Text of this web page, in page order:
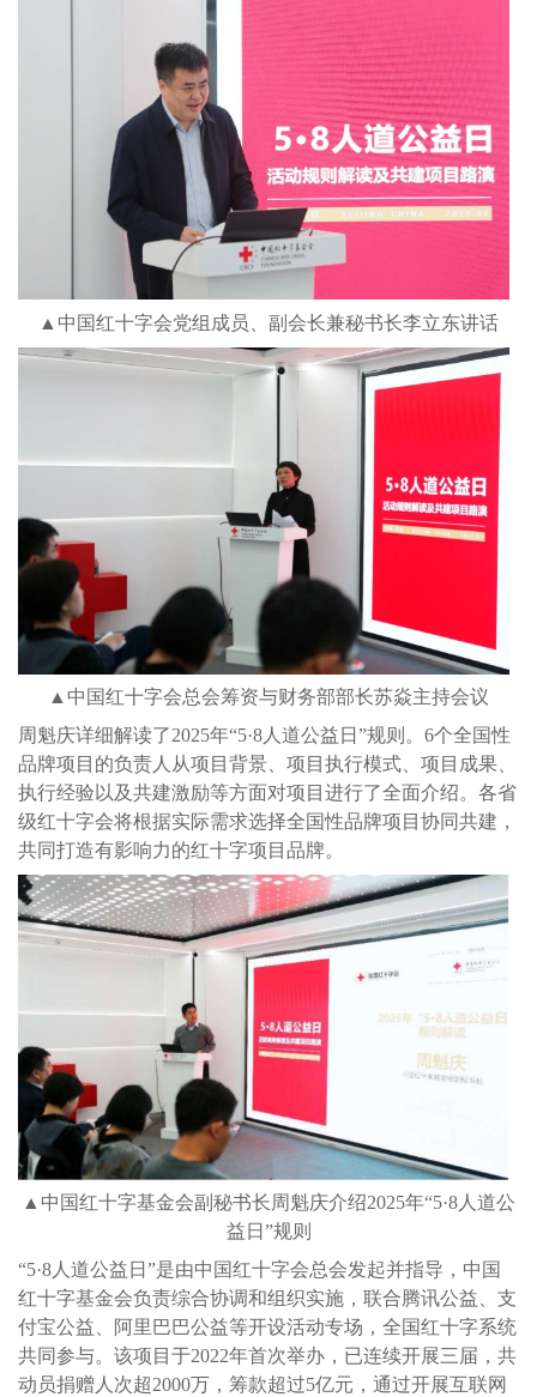
▲中国红十字会党组成员、副会长兼秘书长李立东讲话
▲中国红十字会总会筹资与财务部部长苏焱主持会议
周魁庆详细解读了2025年“5·8人道公益日”规则。6个全国性
品牌项目的负责人从项目背景、项目执行模式、项目成果、
执行经验以及共建激励等方面对项目进行了全面介绍。各省
级红十字会将根据实际需求选择全国性品牌项目协同共建，
共同打造有影响力的红十字项目品牌。
▲中国红十字基金会副秘书长周魁庆介绍2025年“5·8人道公
益日”规则
“5·8人道公益日”是由中国红十字会总会发起并指导，中国
红十字基金会负责综合协调和组织实施，联合腾讯公益、支
付宝公益、阿里巴巴公益等开设活动专场，全国红十字系统
共同参与。该项目于2022年首次举办，已连续开展三届，共
动员捐赠人次超2000万，筹款超过5亿元，通过开展互联网